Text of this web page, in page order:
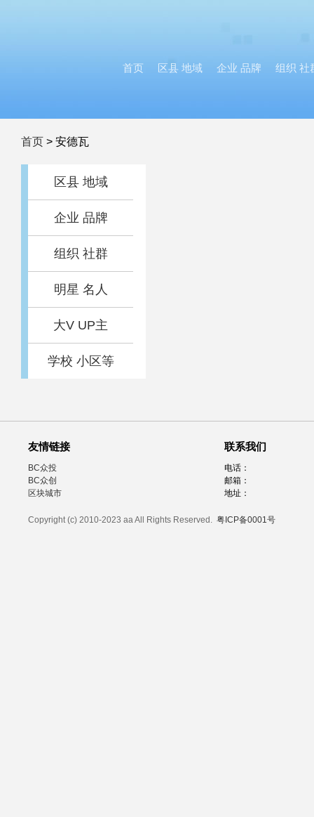
首页 区县 地域 企业 品牌 组织 社
首页 > 安德瓦
区县 地域
企业 品牌
组织 社群
明星 名人
大V UP主
学校 小区等
友情链接
BC众投
BC众创
区块城市
联系我们
电话：
邮箱：
地址：
Copyright (c) 2010-2023 aa All Rights Reserved. 粤ICP备0001号